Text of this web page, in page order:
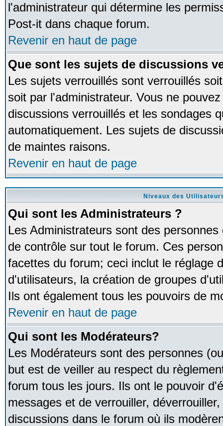
l'administrateur qui détermine les
Post-it dans chaque forum.
Revenir en haut de page
Que sont les sujets de discussions
Les sujets verrouillés sont verrouillés
soit par l'administrateur. Vous ne
discussions verrouillés et les sondages
automatiquement. Les sujets de
de maintes raisons.
Revenir en haut de page
Niveaux des
Qui sont les Administrateurs ?
Les Administrateurs sont des
de contrôle sur tout le forum. Ces
facettes du forum; ceci inclut le réglage
d'utilisateurs, la création de groupes
Ils ont également tous les pouvoirs de
Revenir en haut de page
Qui sont les Modérateurs?
Les Modérateurs sont des personnes
but est de veiller au respect du
forum tous les jours. Ils ont le pouvoir
messages et de verrouiller,
discussions dans le forum où ils